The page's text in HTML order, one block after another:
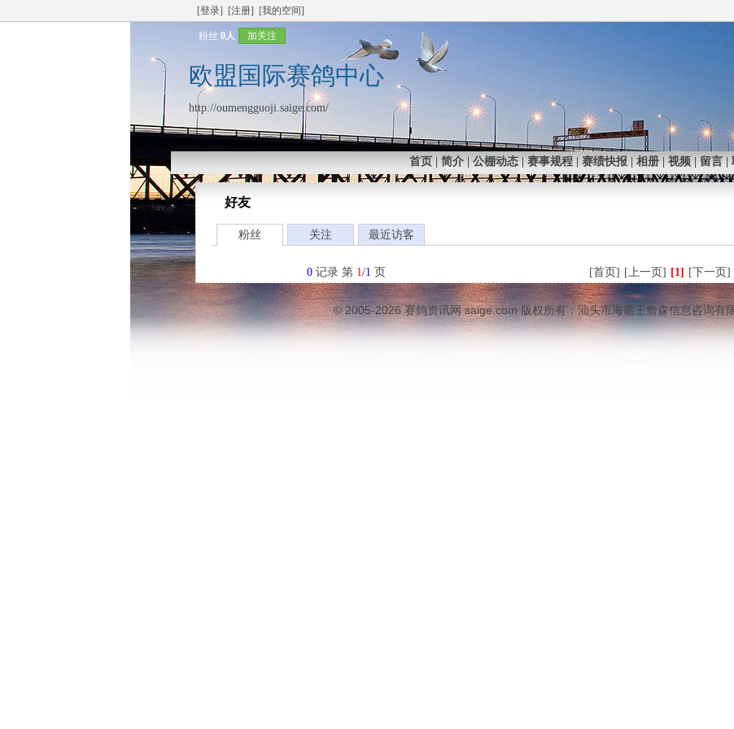
[登录] [注册] [我的空间]
粉丝 0人 加关注
欧盟国际赛鸽中心
http://oumengguoji.saige.com/
首页 简介 公棚动态 赛事规程 赛绩快报 相册 视频 留言
好友
粉丝 关注 最近访客
0记录 第 1/1 页 [首页] [上一页] [1] [下一页]
© 2005-2026赛鸽资讯网saige.com 版权所有：汕头市海霸王詹森信息咨询有